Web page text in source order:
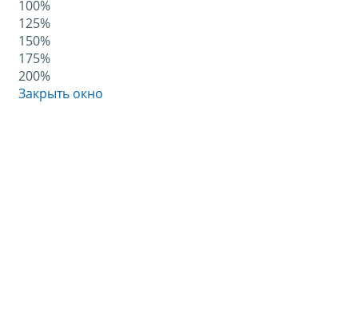
100%
125%
150%
175%
200%
Закрыть окно